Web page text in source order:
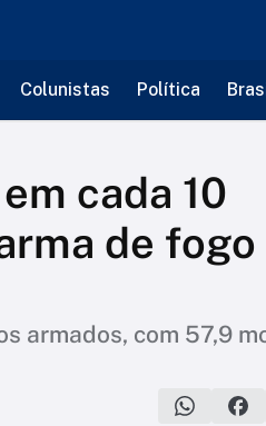
Colunistas Política
cada 10
de fogo
armados, com 57,9